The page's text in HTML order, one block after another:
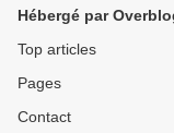
Hébergé par
Top articles
Pages
Contact